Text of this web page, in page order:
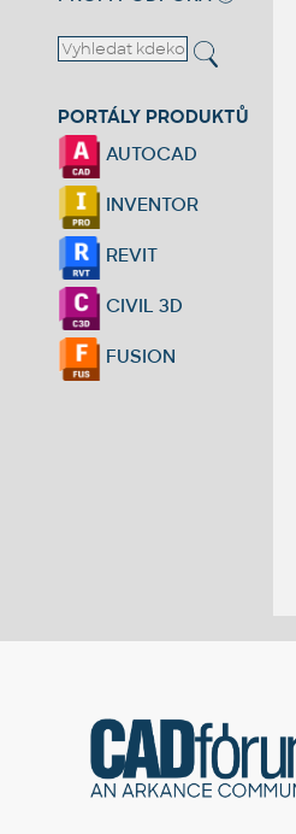
PORTÁLY PRODUKTŮ
AUTOCAD
INVENTOR
REVIT
CIVIL 3D
FUSION